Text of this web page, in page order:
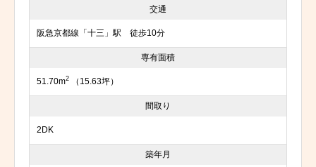
交通
阪急京都線「十三」駅 徒歩10分
専有面積
51.70m2 （15.63坪）
間取り
2DK
築年月